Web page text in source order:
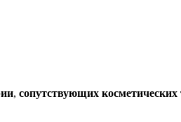
, сопутствующих косметических